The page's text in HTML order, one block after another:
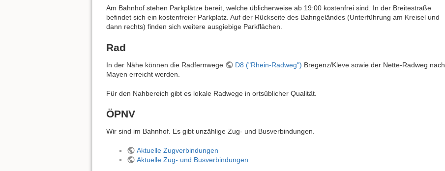
Am Bahnhof stehen Parkplätze bereit, welche üblicherweise ab 19:00 kostenfrei sind. In der Breitestraße
befindet sich ein kostenfreier Parkplatz. Auf der Rückseite des Bahngeländes (Unterführung am Kreisel und
dann rechts) finden sich weitere ausgiebige Parkflächen.
Rad
In der Nähe können die Radfernwege D8 ("Rhein-Radweg") Bregenz/Kleve sowie der Nette-Radweg nach
Mayen erreicht werden.
Für den Nahbereich gibt es lokale Radwege in ortsüblicher Qualität.
ÖPNV
Wir sind im Bahnhof. Es gibt unzählige Zug- und Busverbindungen.
Aktuelle Zugverbindungen
Aktuelle Zug- und Busverbindungen